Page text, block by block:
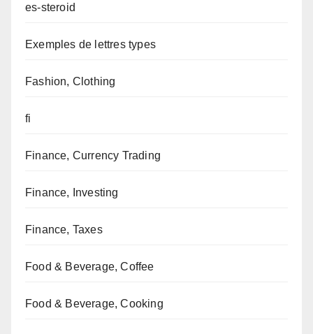
es-steroid
Exemples de lettres types
Fashion, Clothing
fi
Finance, Currency Trading
Finance, Investing
Finance, Taxes
Food & Beverage, Coffee
Food & Beverage, Cooking